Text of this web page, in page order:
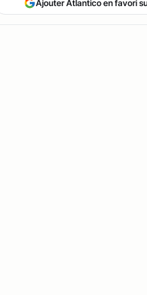
Ajouter Atlantico en favori